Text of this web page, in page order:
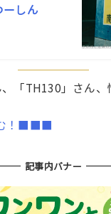
ーしん
、「TH130」さん
！■■■
記事内バナー